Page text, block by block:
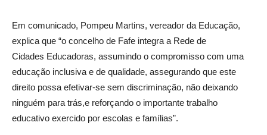
Em comunicado, Pompeu Martins, vereador da Educação,
explica que “o concelho de Fafe integra a Rede de
Cidades Educadoras, assumindo o compromisso com uma
educação inclusiva e de qualidade, assegurando que este
direito possa efetivar-se sem discriminação, não deixando
ninguém para trás,e reforçando o importante trabalho
educativo exercido por escolas e famílias”.